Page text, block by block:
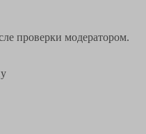
проверки модератором.